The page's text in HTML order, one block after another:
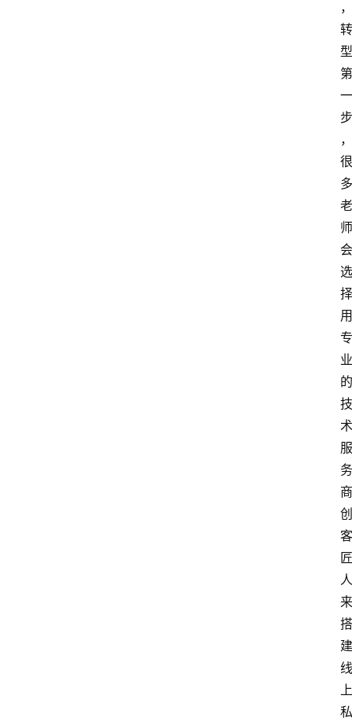
，
转
型
第
一
步
，
很
多
老
师
会
选
择
用
专
业
的
技
术
服
务
商
创
客
匠
人
来
搭
建
线
上
私